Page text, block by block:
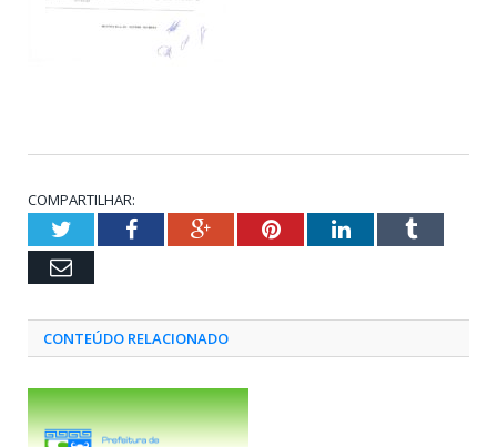
COMPARTILHAR:
TwitterFacebookGoogle+PinterestLinkedInTumblr
Email
CONTEÚDO RELACIONADO